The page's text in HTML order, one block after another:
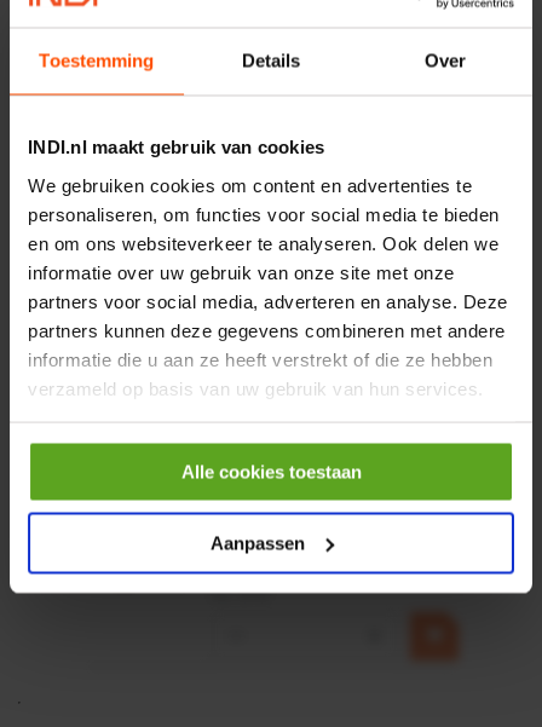
Toestemming Details Over
INDI.nl maakt gebruik van cookies
We gebruiken cookies om content en advertenties te
personaliseren, om functies voor social media te bieden
en om ons websiteverkeer te analyseren. Ook delen we
informatie over uw gebruik van onze site met onze
partners voor social media, adverteren en analyse. Deze
partners kunnen deze gegevens combineren met andere
informatie die u aan ze heeft verstrekt of die ze hebben
verzameld op basis van uw gebruik van hun services.
Alle cookies toestaan
Aanpassen
€ 219,68
Rotator CPR 5-01 50kN
4mm x Ø17mm
Artikelnummer: CPR501
Baltrotors
€ 19,99
incl. BTW
− +
0,25KW
Merknaam:Emmegi
€ 32,50
incl. BTW